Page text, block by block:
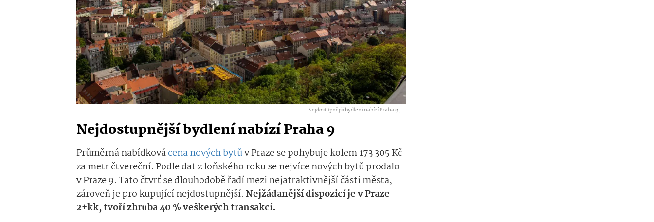
Nejdostupnější bydlení nabízí Praha 9 ,...
Nejdostupnější bydlení nabízí Praha 9
Průměrná nabídkovácena nových bytův Praze se pohybuje kolem 173 305 Kč
za metr čtvereční. Podle dat z loňského roku se nejvíce nových bytů prodalo
v Praze 9. Tato čtvrť se dlouhodobě řadí mezi nejatraktivnější části města,
zároveň je pro kupující nejdostupnější. Nejžádanější dispozicí je v Praze
2+kk, tvoří zhruba 40 % veškerých transakcí.